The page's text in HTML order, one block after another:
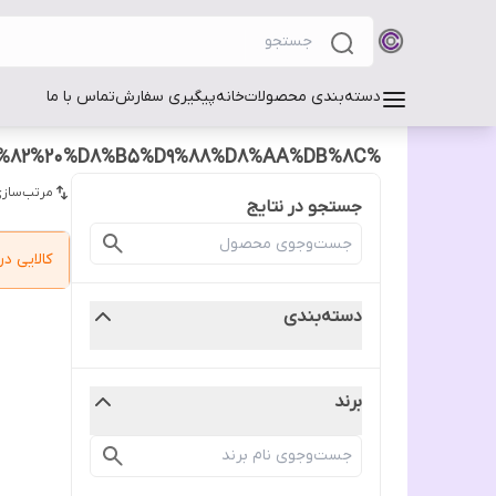
دسته‌بندی محصولاتخانهپیگیری سفارشتماس با ما
%D9%81%D9%88%D9%85%20%D8%B9%D8%A7%DB%8C%D9%82%20%D8%B5%D9%88%D8%AA%DB%8C
جستجو در نتایج
دسته‌بندی
برند